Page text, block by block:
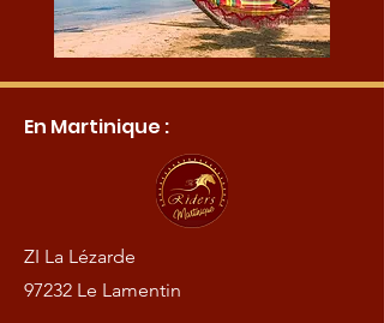
En Martinique :
ZI La Lézarde
97232 Le Lamentin